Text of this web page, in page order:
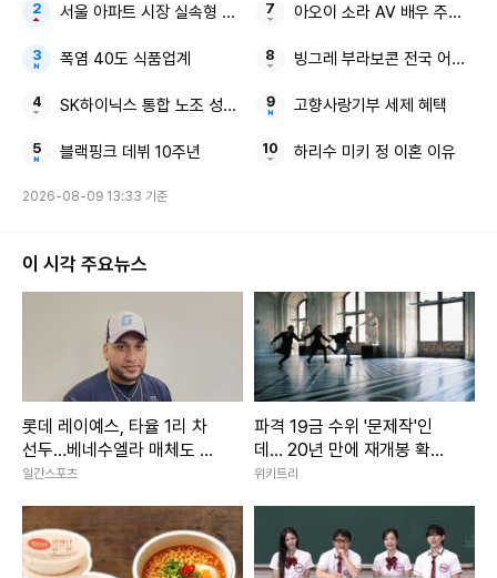
서울 아파트 시장 실속형 소형
폭염 40도 식품업계
SK하이닉스 통합 노조 성과급
블랙핑크 데뷔 10주년
아오이 소라 AV 배우 주학년
빙그레 부라보콘 전국 어린이
고향사랑기부 세제 혜택
하리수 미키 정 이혼 이유
2026-08-09 13:33 기준
이 시각 주요뉴스
롯데 레이예스, 타율 1리 차
선두…베네수엘라 매체도 주
목
일간스포츠
파격 19금 수위 '문제작'인
데… 20년 만에 재개봉 확정
된 영화
위키트리